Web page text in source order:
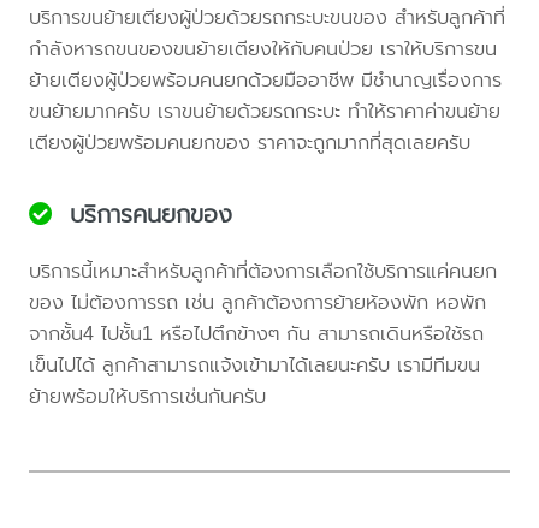
บริการขนย้ายเตียงผู้ป่วยด้วยรถกระบะขนของ สำหรับลูกค้าที่
กำลังหารถขนของขนย้ายเตียงให้กับคนป่วย เราให้บริการขน
ย้ายเตียงผู้ป่วยพร้อมคนยกด้วยมืออาชีพ มีชำนาญเรื่องการ
ขนย้ายมากครับ เราขนย้ายด้วยรถกระบะ ทำให้ราคาค่าขนย้าย
เตียงผู้ป่วยพร้อมคนยกของ ราคาจะถูกมากที่สุดเลยครับ
บริการคนยกของ
บริการนี้เหมาะสำหรับลูกค้าที่ต้องการเลือกใช้บริการแค่คนยก
ของ ไม่ต้องการรถ เช่น ลูกค้าต้องการย้ายห้องพัก หอพัก
จากชั้น4 ไปชั้น1 หรือไปตึกข้างๆ กัน สามารถเดินหรือใช้รถ
เข็นไปได้ ลูกค้าสามารถแจ้งเข้ามาได้เลยนะครับ เรามีทีมขน
ย้ายพร้อมให้บริการเช่นกันครับ